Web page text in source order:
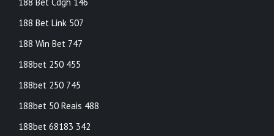
188 Bet Link 507
188 Win Bet 747
188bet 250 455
188bet 250 745
188bet 50 Reais 488
188bet 68183 342